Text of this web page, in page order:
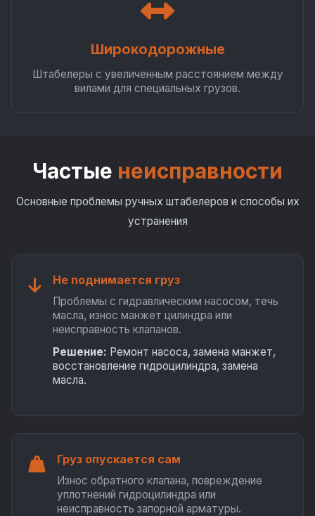
Широкодорожные
Штабелеры с увеличенным расстоянием между
вилами для специальных грузов.
Частые неисправности
Основные проблемы ручных штабелеров и способы их
устранения
Не поднимается груз
Проблемы с гидравлическим насосом, течь
масла, износ манжет цилиндра или
неисправность клапанов.
Решение: Ремонт насоса, замена манжет,
восстановление гидроцилиндра, замена
масла.
Груз опускается сам
Износ обратного клапана, повреждение
уплотнений гидроцилиндра или
неисправность запорной арматуры.